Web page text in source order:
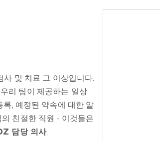
사 및 치료 그 이상입니다.
리 팀이 제공하는 일상
록, 예정된 약속에 대한 알
친절한 직원 - 이것들은
담당 의사.